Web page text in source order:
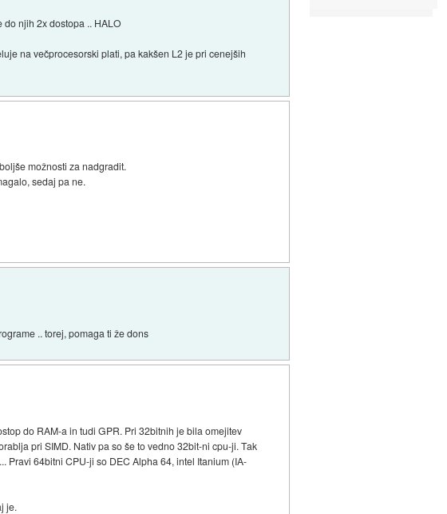
njih 2x dostopa .. HALO
na večprocesorski plati, pa kakšen L2 je pri cenejših
možnosti za nadgradit.
sedaj pa ne.
.. torej, pomaga ti že dons
do RAM-a in tudi GPR. Pri 32bitnih je bila omejitev
pri SIMD. Nativ pa so še to vedno 32bit-ni cpu-ji. Tak
Pravi 64bitni CPU-ji so DEC Alpha 64, intel Itanium (IA-
je.